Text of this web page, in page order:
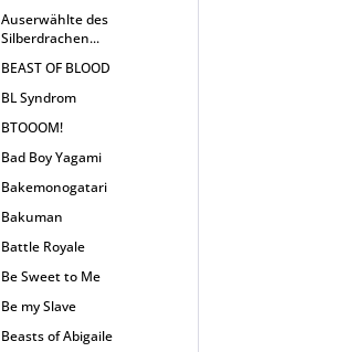
Auserwählte des
Silberdrachen...
BEAST OF BLOOD
BL Syndrom
BTOOOM!
Bad Boy Yagami
Bakemonogatari
Bakuman
Battle Royale
Be Sweet to Me
Be my Slave
Beasts of Abigaile